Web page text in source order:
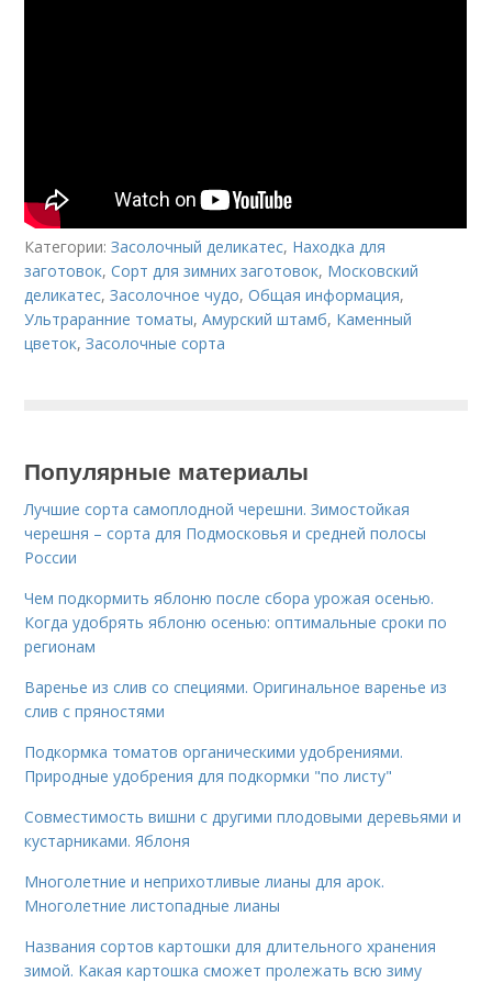
Категории:Засолочный деликатес, Находка для
заготовок,Сорт для зимних заготовок, Московский
деликатес,Засолочное чудо,Общая информация,
Ультраранние томаты,Амурский штамб, Каменный
цветок,Засолочные сорта
Популярные материалы
Лучшие сорта самоплодной черешни. Зимостойкая
черешня – сорта для Подмосковья и средней полосы
России
Чем подкормить яблоню после сбора урожая осенью.
Когда удобрять яблоню осенью: оптимальные сроки по
регионам
Варенье из слив со специями. Оригинальное варенье из
слив с пряностями
Подкормка томатов органическими удобрениями.
Природные удобрения для подкормки "по листу"
Совместимость вишни с другими плодовыми деревьями и
кустарниками. Яблоня
Многолетние и неприхотливые лианы для арок.
Многолетние листопадные лианы
Названия сортов картошки для длительного хранения
зимой. Какая картошка сможет пролежать всю зиму